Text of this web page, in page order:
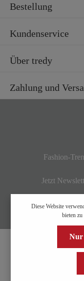
Bestellung
Kundenservice
Über tredy
Zahlung und
Fashion-
Jetzt
Diese Website
bieten zu
Nur